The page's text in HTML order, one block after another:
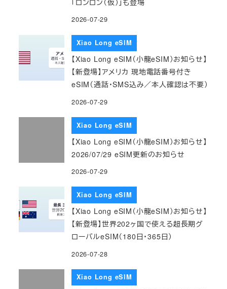
2026-07-29
Xiao Long eSIM
【Xiao Long eSIM（小龍eSIM）お知らせ】
【新登場】アメリカ 現地電話番号付き
eSIM（通話・SMS込み／本人確認は不要）
2026-07-29
Xiao Long eSIM
【Xiao Long eSIM（小龍eSIM）お知らせ】
2026/07/29 eSIM更新のお知らせ
2026-07-29
Xiao Long eSIM
【Xiao Long eSIM（小龍eSIM）お知らせ】
【新登場】世界202ヶ国で使える超長期グ
ローバルeSIM（180日・365日）
2026-07-28
Xiao Long eSIM